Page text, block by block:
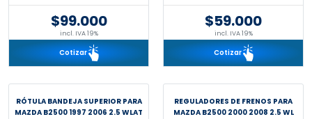
$99.000
incl. IVA 19%
Cotizar
$59.000
incl. IVA 19%
Cotizar
RÓTULA BANDEJA SUPERIOR PARA
MAZDA B2500 1997 2006 2.5 WLAT
REGULADORES DE FRENOS PARA
MAZDA B2500 2000 2008 2.5 WL